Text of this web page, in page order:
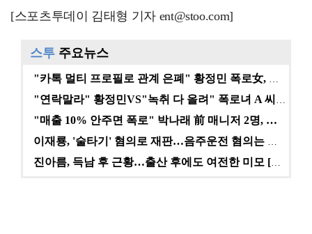
[스포츠투데이 김태형 기자 ent@stoo.com]
스투 주요뉴스
"카톡 멀티 프로필로 관계 은폐" 황정민 폭로女, 문자…
"연락말라" 황정민VS"녹취 다 올려" 폭로녀 A 씨,…
"매출 10% 안주면 폭로" 박나래 前 매니저 2명, …
이재룡, '술타기' 혐의로 재판…음주운전 혐의는 미적용…
진아름, 득남 후 근황…출산 후에도 여전한 미모 [스타…